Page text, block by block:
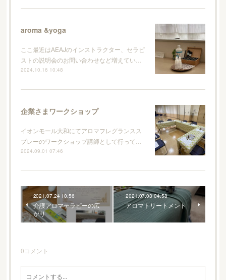
aroma &yoga
ここ最近はAEAJのインストラクター、セラピ
ストの説明会のお問い合わせなど増えてい…
2024.10.16 10:48
企業さまワークショップ
イオンモール大和にてアロマフレグランスス
プレーのワークショップ講師として行って…
2024.09.01 07:46
2021.07.24 10:56
介護アロマテラピーの広
がり
2021.07.03 04:58
アロマトリートメント
0コメント